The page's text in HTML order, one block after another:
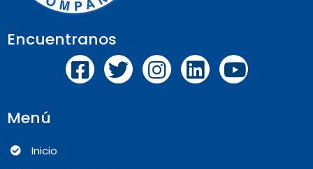
Encuentranos
Menú
Inicio